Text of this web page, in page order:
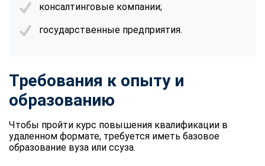
консалтинговые компании;
государственные предприятия.
Требования к опыту и
образованию
Чтобы пройти курс повышения квалификации в
удаленном формате, требуется иметь базовое
образование вуза или ссуза.